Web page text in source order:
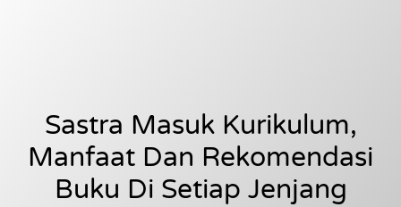
Sastra Masuk Kurikulum,
Manfaat Dan Rekomendasi
Buku Di Setiap Jenjang